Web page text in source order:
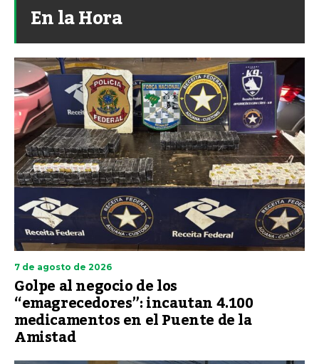
En la Hora
7 de agosto de 2026
Golpe al negocio de los
“emagrecedores”: incautan 4.100
medicamentos en el Puente de la
Amistad